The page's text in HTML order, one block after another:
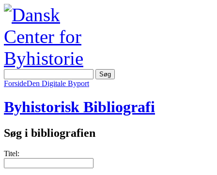
ForsideDen Digitale Byport
Byhistorisk Bibliografi
Søg i bibliografien
Titel: